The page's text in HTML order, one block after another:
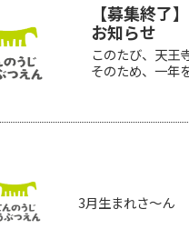
【募集終了
お知らせ
このたび、天王
そのため、一年
3月生まれさ～ん